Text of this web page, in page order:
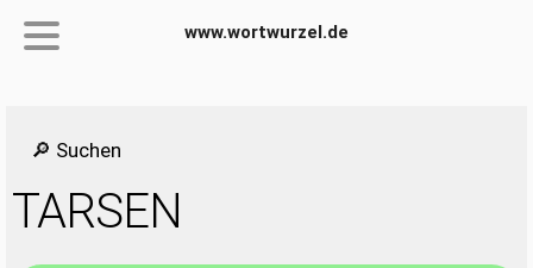
www.wortwurzel.de
🔎 Suchen
TARSEN